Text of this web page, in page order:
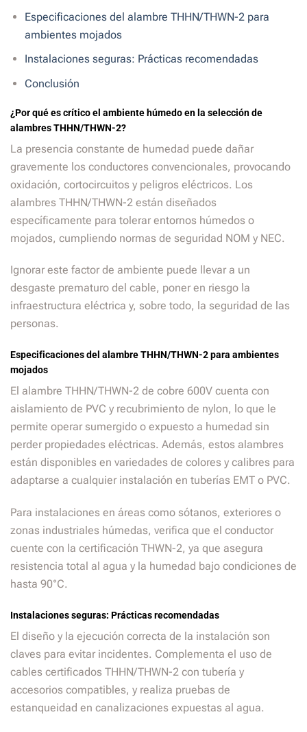
Especificaciones del alambre THHN/THWN-2 para
ambientes mojados
Instalaciones seguras: Prácticas recomendadas
Conclusión
¿Por qué es crítico el ambiente húmedo en la selección de
alambres THHN/THWN-2?
La presencia constante de humedad puede dañar
gravemente los conductores convencionales, provocando
oxidación, cortocircuitos y peligros eléctricos. Los
alambres THHN/THWN-2 están diseñados
específicamente para tolerar entornos húmedos o
mojados, cumpliendo normas de seguridad NOM y NEC.
Ignorar este factor de ambiente puede llevar a un
desgaste prematuro del cable, poner en riesgo la
infraestructura eléctrica y, sobre todo, la seguridad de las
personas.
Especificaciones del alambre THHN/THWN-2 para ambientes
mojados
El alambre THHN/THWN-2 de cobre 600V cuenta con
aislamiento de PVC y recubrimiento de nylon, lo que le
permite operar sumergido o expuesto a humedad sin
perder propiedades eléctricas. Además, estos alambres
están disponibles en variedades de colores y calibres para
adaptarse a cualquier instalación en tuberías EMT o PVC.
Para instalaciones en áreas como sótanos, exteriores o
zonas industriales húmedas, verifica que el conductor
cuente con la certificación THWN-2, ya que asegura
resistencia total al agua y la humedad bajo condiciones de
hasta 90°C.
Instalaciones seguras: Prácticas recomendadas
El diseño y la ejecución correcta de la instalación son
claves para evitar incidentes. Complementa el uso de
cables certificados THHN/THWN-2 con tubería y
accesorios compatibles, y realiza pruebas de
estanqueidad en canalizaciones expuestas al agua.